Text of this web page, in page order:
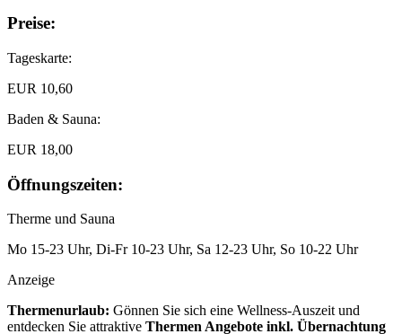
Preise:
Tageskarte:
EUR 10,60
Baden & Sauna:
EUR 18,00
Öffnungszeiten:
Therme und Sauna
Mo 15-23 Uhr, Di-Fr 10-23 Uhr, Sa 12-23 Uhr, So 10-22 Uhr
Anzeige
Thermenurlaub: Gönnen Sie sich eine Wellness-Auszeit und
entdecken Sie attraktive Thermen Angebote inkl. Übernachtung